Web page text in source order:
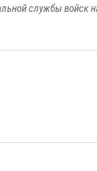
службы войск